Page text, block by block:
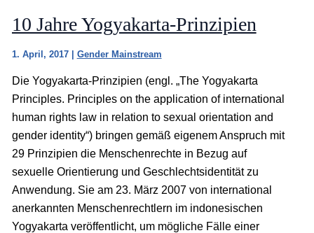
10 Jahre Yogyakarta-Prinzipien
1. April, 2017 | Gender Mainstream
Die Yogyakarta-Prinzipien (engl. „The Yogyakarta
Principles. Principles on the application of international
human rights law in relation to sexual orientation and
gender identity“) bringen gemäß eigenem Anspruch mit
29 Prinzipien die Menschenrechte in Bezug auf
sexuelle Orientierung und Geschlechtsidentität zu
Anwendung. Sie am 23. März 2007 von international
anerkannten Menschenrechtlern im indonesischen
Yogyakarta veröffentlicht, um mögliche Fälle einer